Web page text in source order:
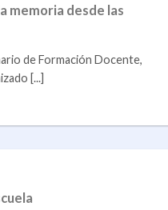
memoria desde las
de Formación Docente,
[...]